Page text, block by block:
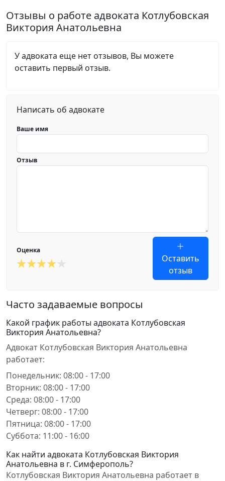
Отзывы о работе адвоката Котлубовская
Виктория Анатольевна
У адвоката еще нет отзывов, Вы можете
оставить первый отзыв.
Написать об адвокате
Ваше имя
Отзыв
Оценка
Оставить
отзыв
Часто задаваемые вопросы
Какой график работы адвоката Котлубовская
Виктория Анатольевна?
Адвокат Котлубовская Виктория Анатольевна
работает:
Понедельник: 08:00 - 17:00
Вторник: 08:00 - 17:00
Среда: 08:00 - 17:00
Четверг: 08:00 - 17:00
Пятница: 08:00 - 17:00
Суббота: 11:00 - 16:00
Как найти адвоката Котлубовская Виктория
Анатольевна в г. Симферополь?
Котлубовская Виктория Анатольевна работает в